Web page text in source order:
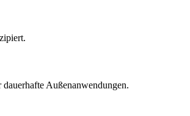
Außenanwendungen.